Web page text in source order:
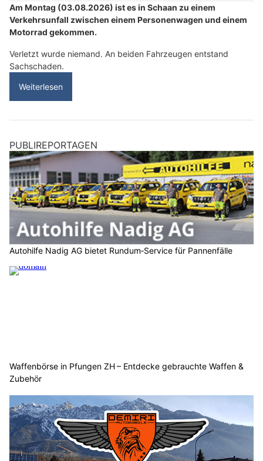
Am Montag (03.08.2026) ist es in Schaan zu einem
Verkehrsunfall zwischen einem Personenwagen und einem
Motorrad gekommen.
Verletzt wurde niemand. An beiden Fahrzeugen entstand
Sachschaden.
Weiterlesen
PUBLIREPORTAGEN
Autohilfe Nadig AG bietet Rundum‑Service für Pannenfälle
Waffenbörse in Pfungen ZH – Entdecke gebrauchte Waffen &
Zubehör